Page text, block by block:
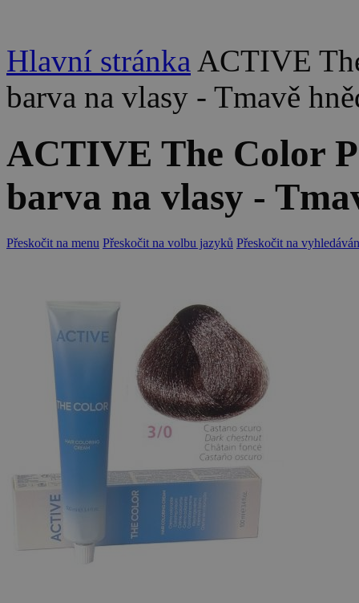
Hlavní stránka ACTIVE
barva na vlasy - Tmavě
ACTIVE The Color
barva na vlasy -
Přeskočit na menu Přeskočit na volbu jazyků Přeskočit na